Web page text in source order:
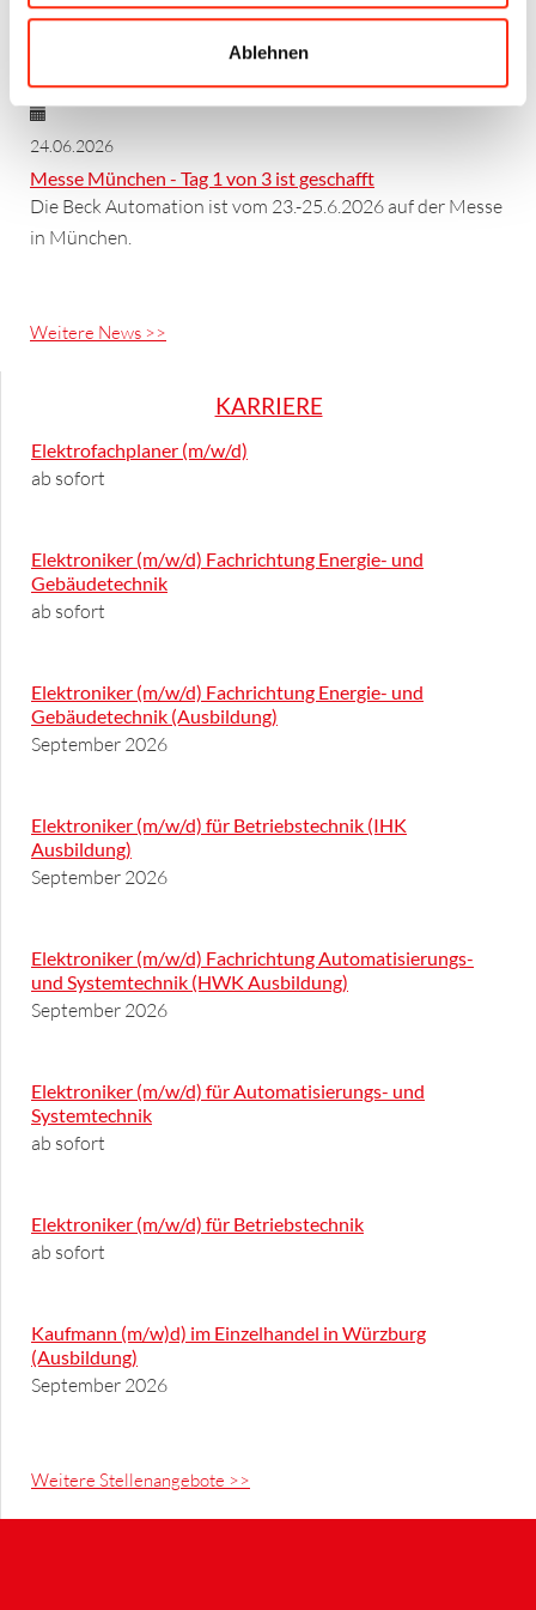
Ablehnen
Vorstand im Ehrenamt.
24.06.2026
Messe München - Tag 1 von 3 ist geschafft
Die Beck Automation ist vom 23.-25.6.2026 auf der Messe
in München.
Weitere News >>
KARRIERE
Elektrofachplaner (m/w/d)
ab sofort
Elektroniker (m/w/d) Fachrichtung Energie- und
Gebäudetechnik
ab sofort
Elektroniker (m/w/d) Fachrichtung Energie- und
Gebäudetechnik (Ausbildung)
September 2026
Elektroniker (m/w/d) für Betriebstechnik (IHK
Ausbildung)
September 2026
Elektroniker (m/w/d) Fachrichtung Automatisierungs-
und Systemtechnik (HWK Ausbildung)
September 2026
Elektroniker (m/w/d) für Automatisierungs- und
Systemtechnik
ab sofort
Elektroniker (m/w/d) für Betriebstechnik
ab sofort
Kaufmann (m/w)d) im Einzelhandel in Würzburg
(Ausbildung)
September 2026
Weitere Stellenangebote >>